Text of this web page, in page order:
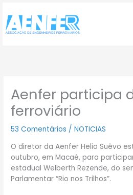
para
conteúdo
Aenfer participa
ferroviário
53 Comentários /NOTICIAS
O diretor da Aenfer Helio Suêvo
outubro, em Macaé, para
estadual Welberth Rezende, do
Parlamentar “Rio nos Trilhos”.